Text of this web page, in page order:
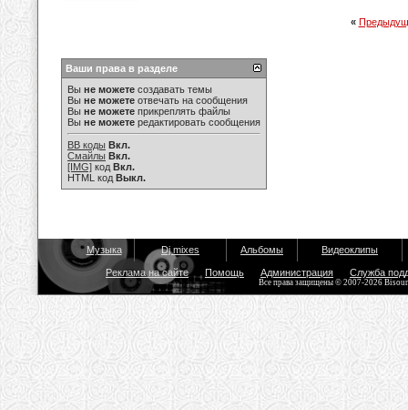
«
Ваши права в разделе
Вы не можете создавать темы
Вы не можете отвечать на сообщения
Вы не можете прикреплять файлы
Вы не можете редактировать сообщения
BB коды Вкл.
Смайлы Вкл.
[IMG] код Вкл.
HTML код Выкл.
Музыка Dj mixes Альбомы Видеоклипы
Реклама на сайте Помощь Администрация Служба
Все права защищены © 2007-2026